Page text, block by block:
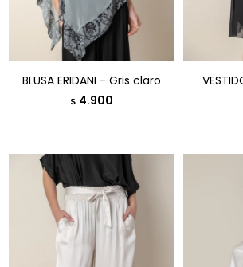
BLUSA ERIDANI - Gris claro
$ 4.900